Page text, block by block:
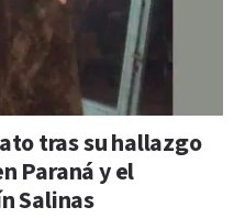
tras su hallazgo
Paraná y el
Salinas